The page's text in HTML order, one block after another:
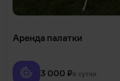
Аренда палатки
3 000 ₽в сутки